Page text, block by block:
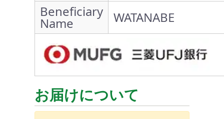
Beneficiary
Name WATANABE
お届けについて